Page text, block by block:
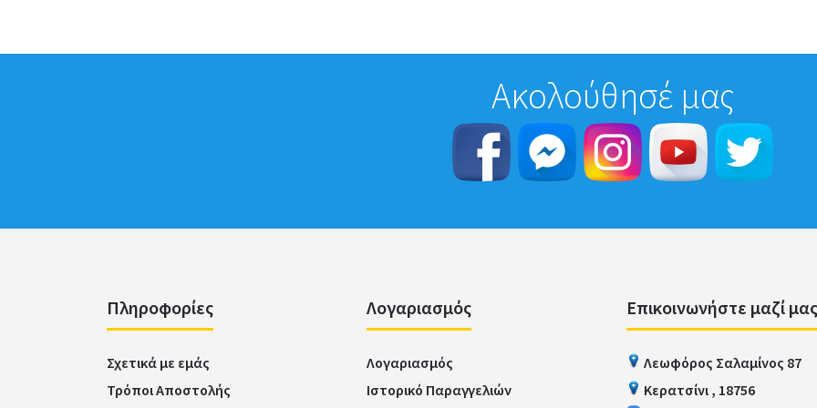
Ακολούθησέ μας
Πληροφορίες
Σχετικά με εμάς
Τρόποι Αποστολής
Λογαριασμός
Λογαριασμός
Ιστορικό Παραγγελιών
Επικοινωνήστε μαζί μας
Λεωφόρος Σαλαμίνος 87
Κερατσίνι , 18756